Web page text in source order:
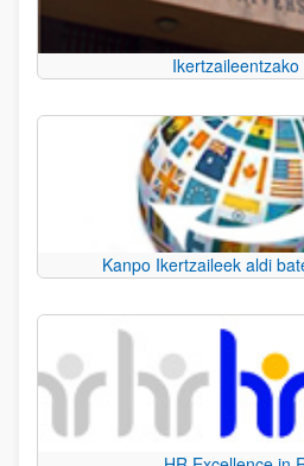
Kanpo Ikertzaileek aldi